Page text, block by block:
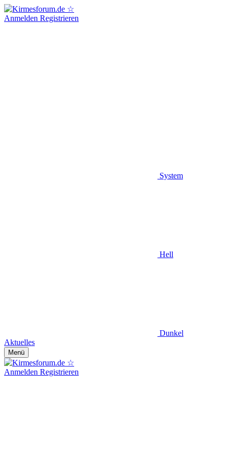
Anmelden Registrieren
System
Hell
Dunkel
Aktuelles
Menü
Anmelden Registrieren